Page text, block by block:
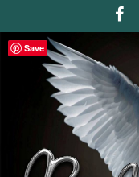
Save